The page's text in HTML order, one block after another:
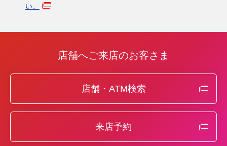
い。
店舗へご来店のお客さま
店舗・ATM検索
来店予約